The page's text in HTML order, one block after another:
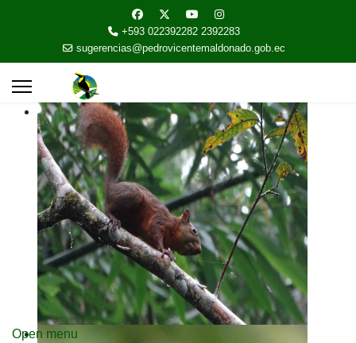
+593 022392282 2392283
sugerencias@pedrovicentemaldonado.gob.ec
Open menu